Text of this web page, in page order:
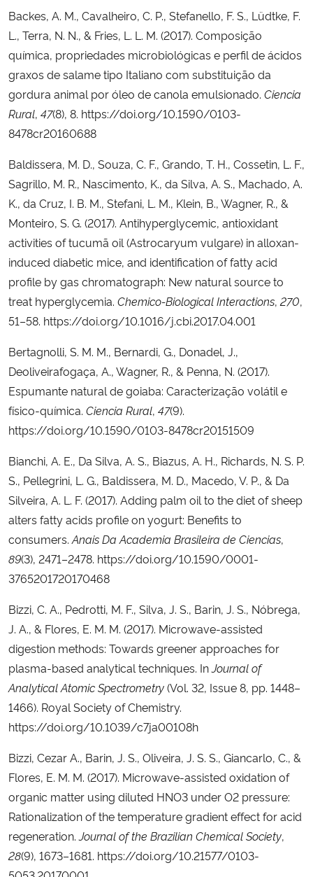
Ministério do Turismo
Ministério do Desenvolvimento Regional
Controladoria-Geral da União
Ministério da Mulher, da Família e dos Direitos Humanos
Secretaria-Geral
Secretaria de Governo
Gabinete de Segurança Institucional
Advocacia-Geral da União
Banco Central do Brasil
Planalto
Backes, A. M., Cavalheiro, C. P., Stefanello, F. S., Lüdtke, F.
L., Terra, N. N., & Fries, L. L. M. (2017). Composição
química, propriedades microbiológicas e perfil de ácidos
graxos de salame tipo Italiano com substituição da
gordura animal por óleo de canola emulsionado. Ciencia
Rural, 47(8), 8. https://doi.org/10.1590/0103-
8478cr20160688
Baldissera, M. D., Souza, C. F., Grando, T. H., Cossetin, L. F.,
Sagrillo, M. R., Nascimento, K., da Silva, A. S., Machado, A.
K., da Cruz, I. B. M., Stefani, L. M., Klein, B., Wagner, R., &
Monteiro, S. G. (2017). Antihyperglycemic, antioxidant
activities of tucumã oil (Astrocaryum vulgare) in alloxan-
induced diabetic mice, and identification of fatty acid
profile by gas chromatograph: New natural source to
treat hyperglycemia. Chemico-Biological Interactions, 270,
51–58. https://doi.org/10.1016/j.cbi.2017.04.001
Bertagnolli, S. M. M., Bernardi, G., Donadel, J.,
Deoliveirafogaça, A., Wagner, R., & Penna, N. (2017).
Espumante natural de goiaba: Caracterização volátil e
físico-química. Ciencia Rural, 47(9).
https://doi.org/10.1590/0103-8478cr20151509
Bianchi, A. E., Da Silva, A. S., Biazus, A. H., Richards, N. S. P.
S., Pellegrini, L. G., Baldissera, M. D., Macedo, V. P., & Da
Silveira, A. L. F. (2017). Adding palm oil to the diet of sheep
alters fatty acids profile on yogurt: Benefits to
consumers. Anais Da Academia Brasileira de Ciencias,
89(3), 2471–2478. https://doi.org/10.1590/0001-
3765201720170468
Bizzi, C. A., Pedrotti, M. F., Silva, J. S., Barin, J. S., Nóbrega,
J. A., & Flores, E. M. M. (2017). Microwave-assisted
digestion methods: Towards greener approaches for
plasma-based analytical techniques. InJournal of
Analytical Atomic Spectrometry(Vol. 32, Issue 8, pp. 1448–
1466). Royal Society of Chemistry.
https://doi.org/10.1039/c7ja00108h
Bizzi, Cezar A., Barin, J. S., Oliveira, J. S. S., Giancarlo, C., &
Flores, E. M. M. (2017). Microwave-assisted oxidation of
organic matter using diluted HNO3 under O2 pressure:
Rationalization of the temperature gradient effect for acid
regeneration.Journal of the Brazilian Chemical Society,
28(9), 1673–1681. https://doi.org/10.21577/0103-